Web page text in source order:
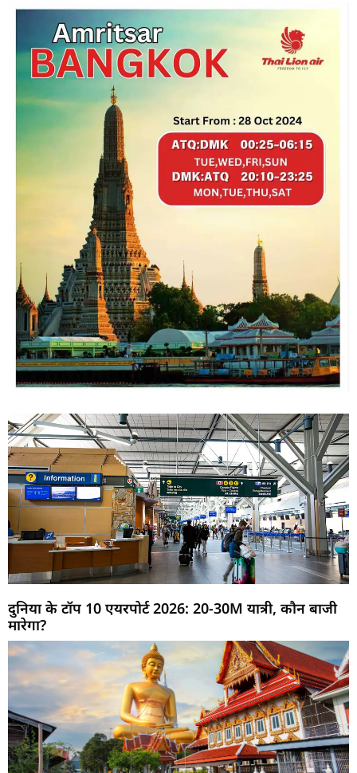
दुनिया के टॉप 10 एयरपोर्ट 2026: 20-30M यात्री, कौन बाजी
मारेगा?